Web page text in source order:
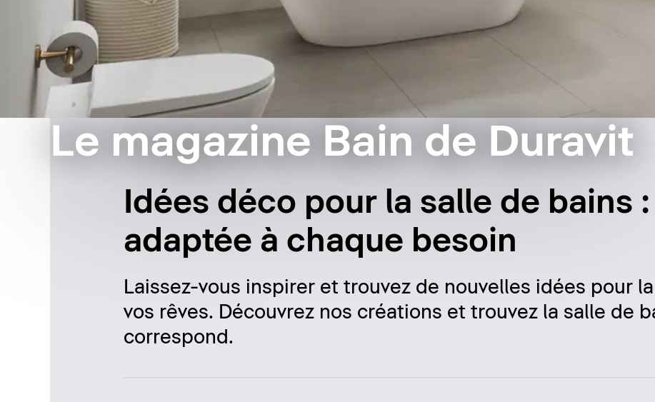
Le magazine Bain de Duravit
Idées déco pour la salle de bains
adaptée à chaque besoin
Laissez-vous inspirer et trouvez de nouvelles idées pour
vos rêves. Découvrez nos créations et trouvez la salle de
correspond.